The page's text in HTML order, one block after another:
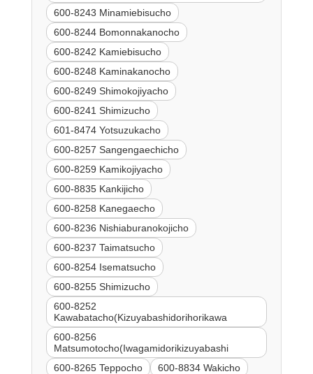
600-8243 Minamiebisucho
600-8244 Bomonnakanocho
600-8242 Kamiebisucho
600-8248 Kaminakanocho
600-8249 Shimokojiyacho
600-8241 Shimizucho
601-8474 Yotsuzukacho
600-8257 Sangengaechicho
600-8259 Kamikojiyacho
600-8835 Kankijicho
600-8258 Kanegaecho
600-8236 Nishiaburanokojicho
600-8237 Taimatsucho
600-8254 Isematsucho
600-8255 Shimizucho
600-8252
Kawabatacho(Kizuyabashidorihorikawa
600-8256
Matsumotocho(Iwagamidorikizuyabashi
600-8265 Teppocho
600-8834 Wakicho